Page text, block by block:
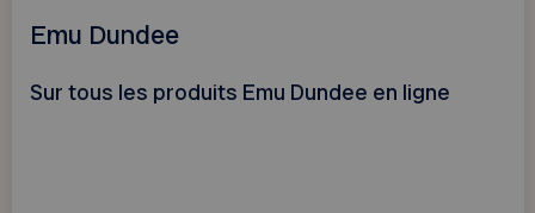
Emu Dundee
Sur tous les produits Emu Dundee en ligne